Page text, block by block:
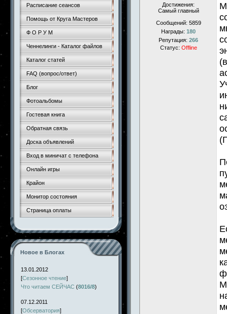
Расписание сеансов
Помощь от Круга Мастеров
Ф О Р У М
Ченнелинги - Каталог файлов
Каталог статей
FAQ (вопрос/ответ)
Блог
Фотоальбомы
Гостевая книга
Обратная связь
Доска объявлений
Вход в миничат с телефона
Онлайн игры
Крайон
Монитор состояния
Страница оплаты
Новое в Блогах
13.01.2012
[Сезонное чтение]
Что читаем СЕЙЧАС (8016/8)
07.12.2011
[Обсерватория]
Достижения:
Самый главный
Сообщений: 5859
Награды: 180
Репутация: 266
Статус: Offline